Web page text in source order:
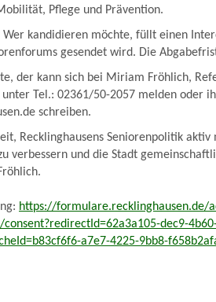
Pflege und Prävention.
Wer kandidieren möchte, füllt einen
gesendet wird. Die
der kann sich bei Miriam Fröhlich,
unter Tel.: 02361/50-2057 melden oder
schreiben.
Recklinghausens Seniorenpolitik
verbessern und die Stadt
https://formulare.recklinghausen.de/
dec9-
a7e7-4225-9bb8-